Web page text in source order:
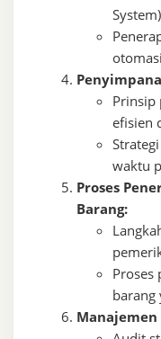
Prinsip
efisien
waktu
Proses
Barang:
Proses
barang